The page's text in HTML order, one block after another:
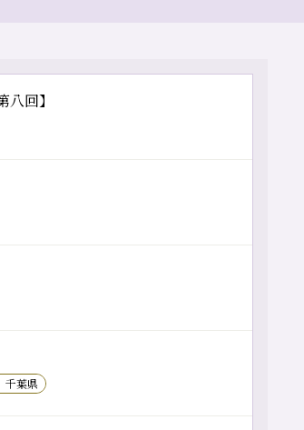
回】
千葉県